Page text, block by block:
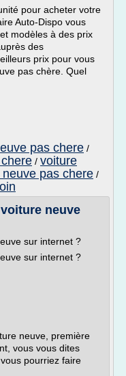
pour acheter votre
Auto-Dispo vous
modèles à des prix
des
prix pour vous
pas chère. Quel
pas chere /
/ voiture
pas chere /
neuve
sur internet ?
sur internet ?
neuve, première
vous vous dites
pourriez faire